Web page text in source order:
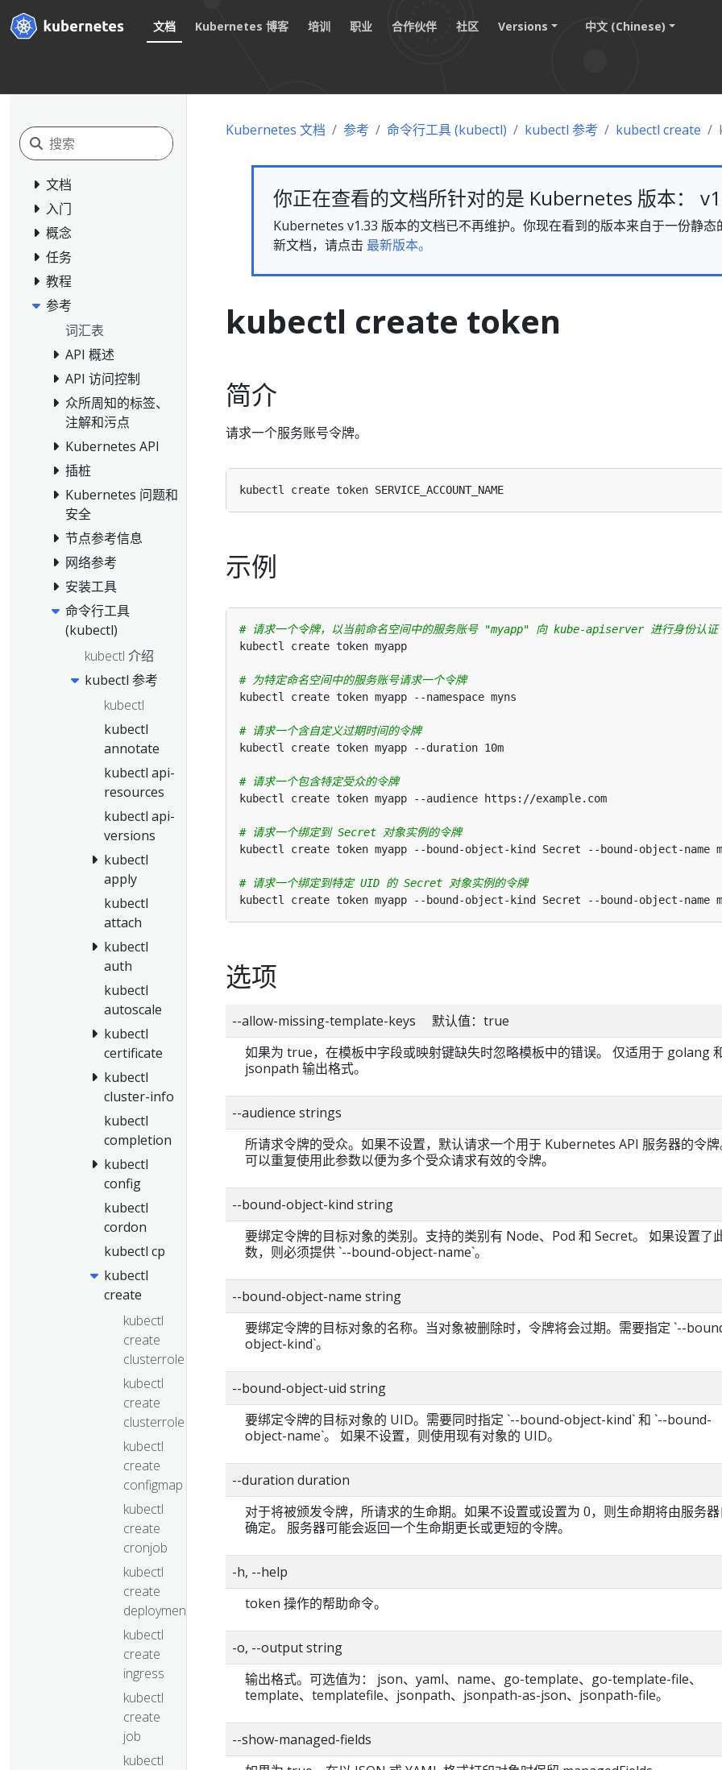
文档 Kubernetes 博客 培训 职业 合作伙伴 社区 Versions 中文 (Chinese)
文档
入门
概念
任务
教程
参考
词汇表
API 概述
API 访问控制
众所周知的标签、
注解和污点
Kubernetes API
插桩
Kubernetes 问题和
安全
节点参考信息
网络参考
安装工具
命令行工具
(kubectl)
kubectl 介绍
kubectl 参考
kubectl
kubectl
annotate
kubectl api-
resources
kubectl api-
versions
kubectl
apply
kubectl
attach
kubectl
auth
kubectl
autoscale
kubectl
certificate
kubectl
cluster-info
kubectl
completion
kubectl
config
kubectl
cordon
kubectl cp
kubectl
create
kubectl
create
clusterrole
kubectl
create
clusterrolebinding
kubectl
create
configmap
kubectl
create
cronjob
kubectl
create
deployment
kubectl
create
ingress
kubectl
create
job
kubectl
Kubernetes 文档 参考 命令行工具 (kubectl) kubectl 参考 kubectl create
你正在查看的文档所针对的是 Kubernetes 版本：
Kubernetes v1.33 版本的文档已不再维护。你现在看到的版本来自于一份静态
新文档，请点击 最新版本。
kubectl create token
简介
请求一个服务账号令牌。
示例
# 请求一个令牌，以当前命名空间中的服务账号 "myapp" 向 kube-apiserver 进行身份认证
# 为特定命名空间中的服务账号请求一个令牌
# 请求一个含自定义过期时间的令牌
# 请求一个包含特定受众的令牌
# 请求一个绑定到 Secret 对象实例的令牌
# 请求一个绑定到特定 UID 的 Secret 对象实例的令牌
选项
--allow-missing-template-keys 默认值：true
如果为 true，在模板中字段或映射键缺失时忽略模板中的错误。 仅适用于 golang
jsonpath 输出格式。
--audience strings
所请求令牌的受众。如果不设置，默认请求一个用于 Kubernetes API 服务器的令
可以重复使用此参数以便为多个受众请求有效的令牌。
--bound-object-kind string
要绑定令牌的目标对象的类别。支持的类别有 Node、Pod 和 Secret。 如果设置了
数，则必须提供 `--bound-object-name`。
--bound-object-name string
要绑定令牌的目标对象的名称。当对象被删除时，令牌将会过期。需要指定 `--
object-kind`。
--bound-object-uid string
要绑定令牌的目标对象的 UID。需要同时指定 `--bound-object-kind` 和 `--bound-
object-name`。 如果不设置，则使用现有对象的 UID。
--duration duration
对于将被颁发令牌，所请求的生命期。如果不设置或设置为 0，则生命期将由服务
确定。 服务器可能会返回一个生命期更长或更短的令牌。
-h, --help
token 操作的帮助命令。
-o, --output string
输出格式。可选值为： json、yaml、name、go-template、go-template-file、
template、templatefile、jsonpath、jsonpath-as-json、jsonpath-file。
--show-managed-fields